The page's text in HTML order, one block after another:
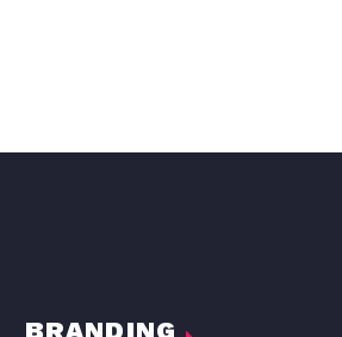
BRANDING